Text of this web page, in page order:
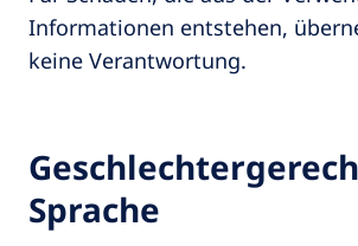
Informationen entstehen,
keine Verantwortung.
Sprache